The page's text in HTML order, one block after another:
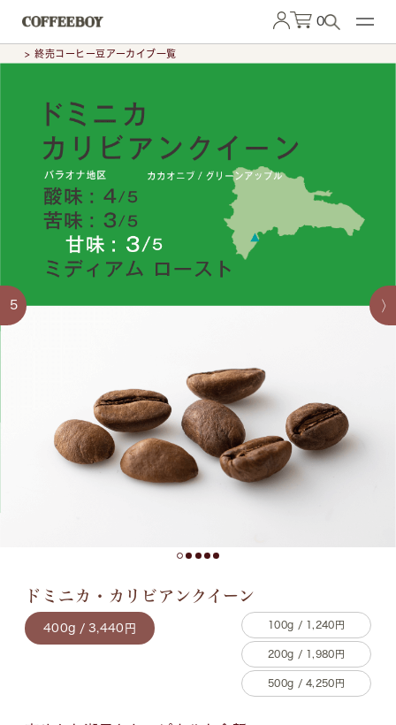
0
> 終売コーヒー豆アーカイブ一覧
5
ドミニカ・カリビアンクイーン
100g / 1,240円
200g / 1,980円
400g / 3,440円
500g / 4,250円